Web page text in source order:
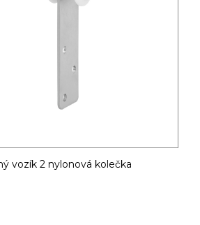
vozík 2 nylonová kolečka